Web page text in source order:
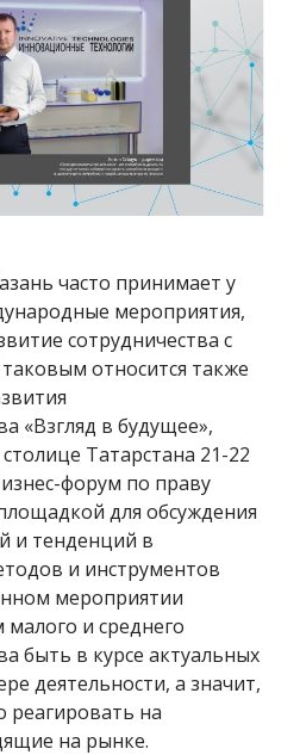
часто принимает у
мероприятия,
сотрудничества с
относится также
«Взгляд в будущее»,
Татарстана 21-22
форум по праву
для обсуждения
и тенденций в
и инструментов
мероприятии
малого и среднего
быть в курсе актуальных
деятельности, а значит,
реагировать на
на рынке.